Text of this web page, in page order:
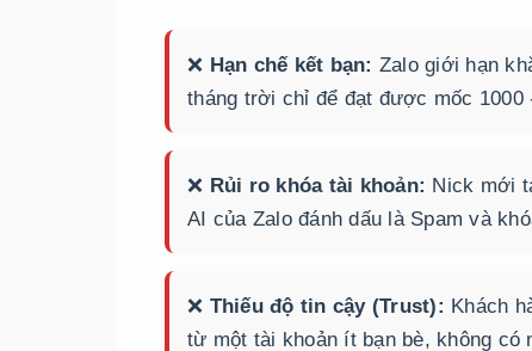
❌ Hạn chế kết bạn: Zalo giới hạn
tháng trời chỉ để đạt được mốc 1000
❌ Rủi ro khóa tài khoản: Nick mới
AI của Zalo đánh dấu là Spam và
❌ Thiếu độ tin cậy (Trust): Khách
từ một tài khoản ít bạn bè, không có